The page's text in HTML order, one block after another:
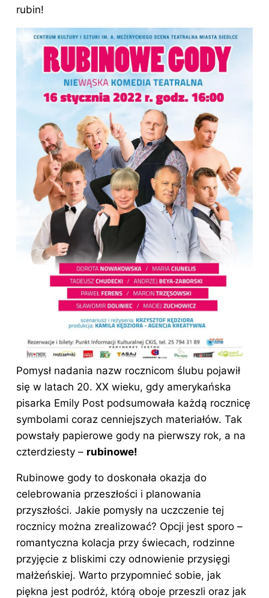
rubin!
Pomysł nadania nazw rocznicom ślubu pojawił
się w latach 20. XX wieku, gdy amerykańska
pisarka Emily Post podsumowała każdą rocznicę
symbolami coraz cenniejszych materiałów. Tak
powstały papierowe gody na pierwszy rok, a na
czterdziesty – rubinowe!
Rubinowe gody to doskonała okazja do
celebrowania przeszłości i planowania
przyszłości. Jakie pomysły na uczczenie tej
rocznicy można zrealizować? Opcji jest sporo –
romantyczna kolacja przy świecach, rodzinne
przyjęcie z bliskimi czy odnowienie przysięgi
małżeńskiej. Warto przypomnieć sobie, jak
piękna jest podróż, którą oboje przeszli oraz jak